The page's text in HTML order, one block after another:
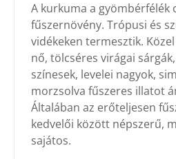
A kurkuma a gyömbérfélék
fűszernövény. Trópusi és
vidékeken termesztik.
nő, tölcséres virágai
színesek, levelei nagyok,
morzsolva fűszeres illatot
Általában az erőteljesen
kedvelői között népszerű,
sajátos.